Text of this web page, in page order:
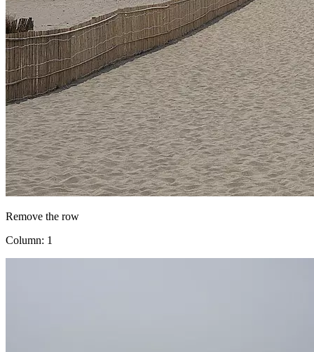
Remove the row
Column: 1